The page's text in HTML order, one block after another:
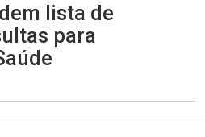
lista de
para